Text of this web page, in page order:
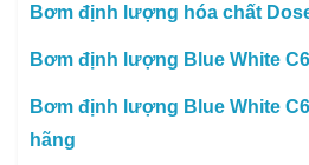
Bơm định lượng hóa chất
Bơm định lượng Blue White
Bơm định lượng Blue White
hãng